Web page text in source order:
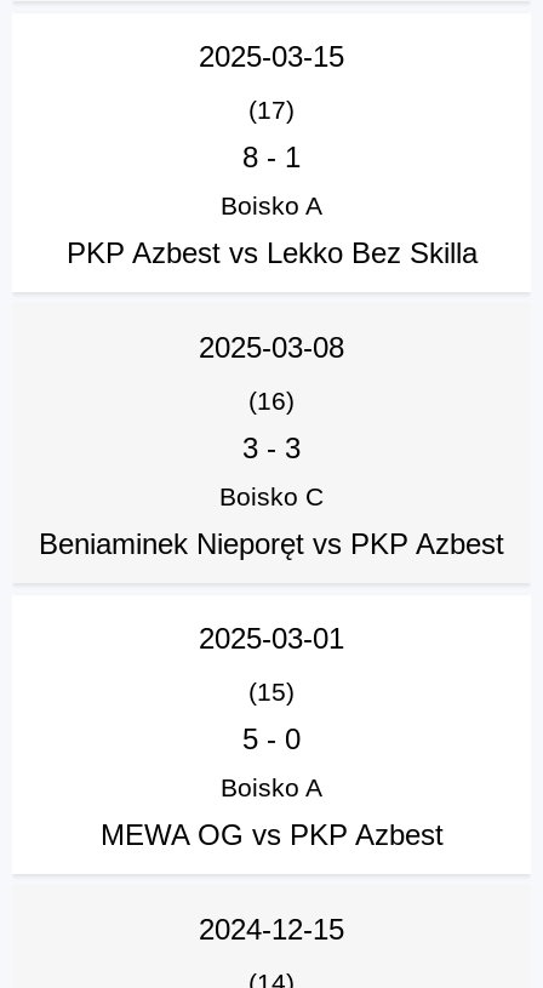
2025-03-15
(17)
8 - 1
Boisko A
PKP Azbest vs Lekko Bez Skilla
2025-03-08
(16)
3 - 3
Boisko C
Beniaminek Nieporęt vs PKP Azbest
2025-03-01
(15)
5 - 0
Boisko A
MEWA OG vs PKP Azbest
2024-12-15